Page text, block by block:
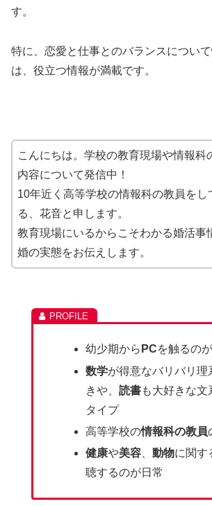
す。
特に、恋愛と仕事とのバランスについ
は、役立つ情報が満載です。
こんにちは。学校の教育現場や情報科
内容について発信中！
10年近く高等学校の情報科の教員をし
る、花音と申します。
教育現場にいるからこそわかる婚活事
婚の実態をお伝えします。
幼少期から PCを触るの
数学が得意なバリバリ理
きや、 読書も大好きな文
タイプ
高等学校の情報科の教員
健康や美容、 動物に関す
聴するのが日常